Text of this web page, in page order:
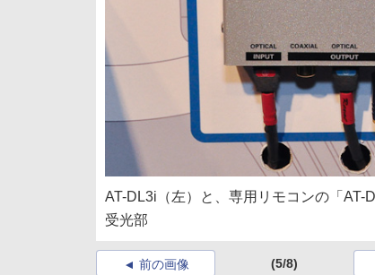
AT-DL3i（左）と、専用リモコンの「
受光部
前の画像 (5/8)